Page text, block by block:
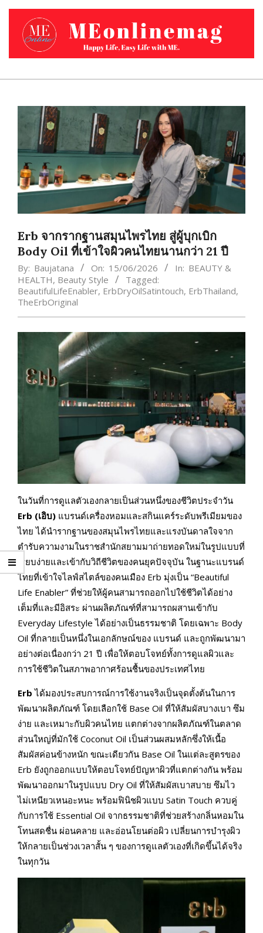
Skip
content
Primary
Erb จากรากฐานสมุนไพรไทย สู่ผู้บุกเบิก
Body Oil ที่เข้าใจผิวคนไทยนานกว่า 21 ปี
By: Baujatana On: 15/06/2026 In: BEAUTY &
HEALTH, Beauty Style
Tagged:
BeautifulLifeEnabler, ErbDryOilSatintouch, ErbThailand,
TheErbOriginal
ในวันที่การดูแลตัวเองกลายเป็นส่วนหนึ่งของชีวิตประจำวัน
Erb (เอิบ) แบรนด์เครื่องหอมและสกินแคร์ระดับพรีเมียมของ
ไทย ได้นำรากฐานของสมุนไพรไทยและแรงบันดาลใจจาก
ตำรับความงามในราชสำนักสยามมาถ่ายทอดใหม่ในรูปแบบที่
เรียบง่ายและเข้ากับวิถีชีวิตของคนยุคปัจจุบัน ในฐานะแบรนด์
ไทยที่เข้าใจไลฟ์สไตล์ของคนเมือง Erb มุ่งเป็น “Beautiful
Life Enabler” ที่ช่วยให้ผู้คนสามารถออกไปใช้ชีวิตได้อย่าง
เต็มที่และมีอิสระ ผ่านผลิตภัณฑ์ที่สามารถผสานเข้ากับ
Everyday Lifestyle ได้อย่างเป็นธรรมชาติ โดยเฉพาะ Body
Oil ที่กลายเป็นหนึ่งในเอกลักษณ์ของ แบรนด์ และถูกพัฒนามา
อย่างต่อเนื่องกว่า 21 ปี เพื่อให้ตอบโจทย์ทั้งการดูแลผิวและ
การใช้ชีวิตในสภาพอากาศร้อนชื้นของประเทศไทย
Erb ได้มองประสบการณ์การใช้งานจริงเป็นจุดตั้งต้นในการ
พัฒนาผลิตภัณฑ์ โดยเลือกใช้ Base Oil ที่ให้สัมผัสบางเบา ซึม
ง่าย และเหมาะกับผิวคนไทย แตกต่างจากผลิตภัณฑ์ในตลาด
ส่วนใหญ่ที่มักใช้ Coconut Oil เป็นส่วนผสมหลักซึ่งให้เนื้อ
สัมผัสค่อนข้างหนัก ขณะเดียวกัน Base Oil ในแต่ละสูตรของ
Erb ยังถูกออกแบบให้ตอบโจทย์ปัญหาผิวที่แตกต่างกัน พร้อม
พัฒนาออกมาในรูปแบบ Dry Oil ที่ให้สัมผัสเบาสบาย ซึมไว
ไม่เหนียวเหนอะหนะ พร้อมฟินิชผิวแบบ Satin Touch ควบคู่
กับการใช้ Essential Oil จากธรรมชาติที่ช่วยสร้างกลิ่นหอมใน
โทนสดชื่น ผ่อนคลาย และอ่อนโยนต่อผิว เปลี่ยนการบำรุงผิว
ให้กลายเป็นช่วงเวลาสั้น ๆ ของการดูแลตัวเองที่เกิดขึ้นได้จริง
ในทุกวัน